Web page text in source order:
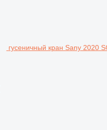
гусеничный кран Sany 2020